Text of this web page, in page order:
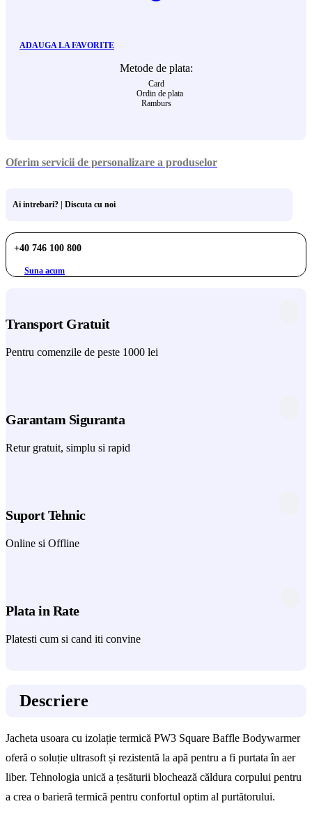
ADAUGA LA FAVORITE
Metode de plata:
Card
Ordin de plata
Ramburs
Oferim servicii de personalizare a produselor
Ai intrebari? | Discuta cu noi
+40 746 100 800
Suna acum
Transport Gratuit
Pentru comenzile de peste 1000 lei
Garantam Siguranta
Retur gratuit, simplu si rapid
Suport Tehnic
Online si Offline
Plata in Rate
Platesti cum si cand iti convine
Descriere
Jacheta usoara cu izolație termică PW3 Square Baffle Bodywarmer
oferă o soluție ultrasoft și rezistentă la apă pentru a fi purtata în aer
liber. Tehnologia unică a țesăturii blochează căldura corpului pentru
a crea o barieră termică pentru confortul optim al purtătorului.